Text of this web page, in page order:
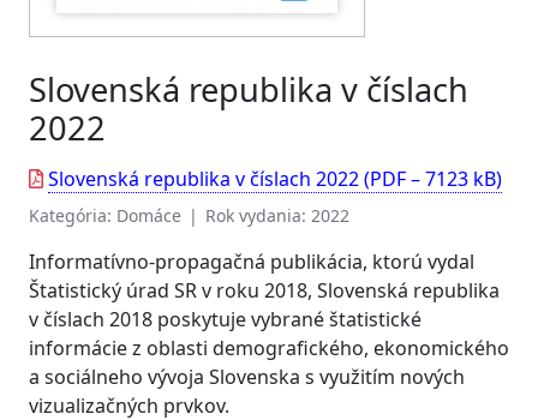
Slovenská republika v číslach
2022
Slovenská republika v číslach 2022 (PDF – 7123 kB)
Kategória: Domáce | Rok vydania: 2022
Informatívno-propagačná publikácia, ktorú vydal
Štatistický úrad SR v roku 2018, Slovenská republika
v číslach 2018 poskytuje vybrané štatistické
informácie z oblasti demografického, ekonomického
a sociálneho vývoja Slovenska s využitím nových
vizualizačných prvkov.